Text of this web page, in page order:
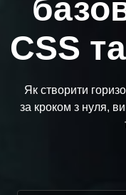
CSS
Як створити
за кроком з нуля,